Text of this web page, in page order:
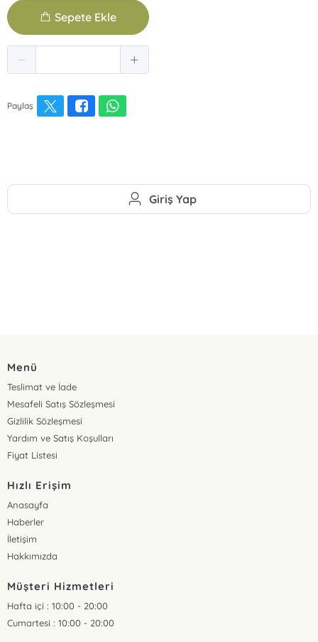
Sepete Ekle
Paylaş
Giriş Yap
Menü
Teslimat ve İade
Mesafeli Satış Sözleşmesi
Gizlilik Sözleşmesi
Yardım ve Satış Koşulları
Fiyat Listesi
Hızlı Erişim
Anasayfa
Haberler
İletişim
Hakkımızda
Müşteri Hizmetleri
Hafta içi : 10:00 - 20:00
Cumartesi : 10:00 - 20:00